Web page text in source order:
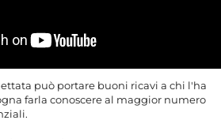
può portare buoni ricavi a chi l'ha
farla conoscere al maggior numero